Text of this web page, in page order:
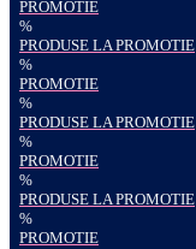
PROMOTIE
%
PRODUSE LA PROMOTIE
%
PROMOTIE
%
PRODUSE LA PROMOTIE
%
PROMOTIE
%
PRODUSE LA PROMOTIE
%
PROMOTIE